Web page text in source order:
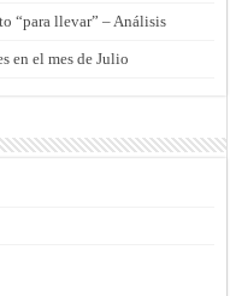
“para llevar” – Análisis
en el mes de Julio